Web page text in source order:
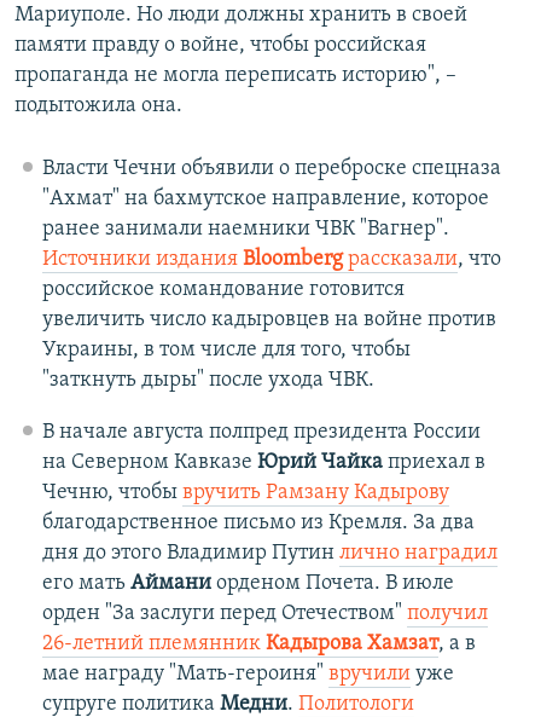
Мариуполе. Но люди должны хранить в своей
памяти правду о войне, чтобы российская
пропаганда не могла переписать историю", –
подытожила она.
Власти Чечни объявили о переброске спецназа
"Ахмат" на бахмутское направление, которое
ранее занимали наемники ЧВК "Вагнер".
Источники изданияBloombergрассказали, что
российское командование готовится
увеличить число кадыровцев на войне против
Украины, в том числе для того, чтобы
"заткнуть дыры" после ухода ЧВК.
В начале августа полпред президента России
на Северном Кавказе Юрий Чайка приехал в
Чечню, чтобы вручить Рамзану Кадырову
благодарственное письмо из Кремля. За два
дня до этого Владимир Путин лично наградил
его матьАймани орденом Почета. В июле
орден "За заслуги перед Отечеством" получил
26-летний племянникКадырова Хамзат, а в
мае награду "Мать-героиня" вручилиуже
супруге политика Медни. Политологи